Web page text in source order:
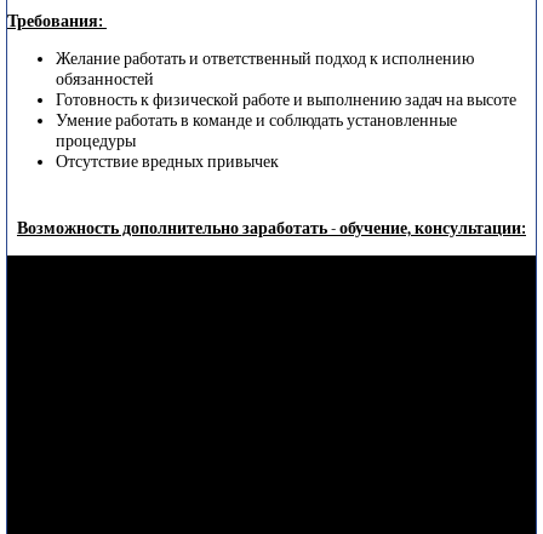
Требования:
Желание работать и ответственный подход к исполнению
обязанностей
Готовность к физической работе и выполнению задач на высоте
Умение работать в команде и соблюдать установленные
процедуры
Отсутствие вредных привычек
Возможность дополнительно заработать - обучение, консультации: